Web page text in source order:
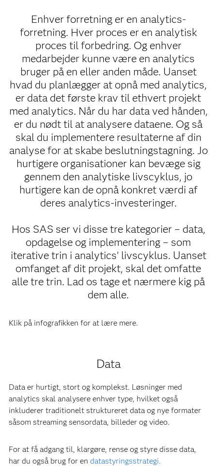
Enhver forretning er en analytics-
forretning. Hver proces er en analytisk
proces til forbedring. Og enhver
medarbejder kunne være en analytics
bruger på en eller anden måde. Uanset
hvad du planlægger at opnå med analytics,
er data det første krav til ethvert projekt
med analytics. Når du har data ved hånden,
er du nødt til at analysere dataene. Og så
skal du implementere resultaterne af din
analyse for at skabe beslutningstagning. Jo
hurtigere organisationer kan bevæge sig
gennem den analytiske livscyklus, jo
hurtigere kan de opnå konkret værdi af
deres analytics-investeringer.
Hos SAS ser vi disse tre kategorier – data,
opdagelse og implementering – som
iterative trin i analytics’ livscyklus. Uanset
omfanget af dit projekt, skal det omfatte
alle tre trin. Lad os tage et nærmere kig på
dem alle.
Klik på infografikken for at lære mere.
Data
Data er hurtigt, stort og komplekst. Løsninger med
analytics skal analysere enhver type, hvilket også
inkluderer traditionelt struktureret data og nye formater
såsom streaming sensordata, billeder og video.
For at få adgang til, klargøre, rense og styre disse data,
har du også brug for en datastyringsstrategi.